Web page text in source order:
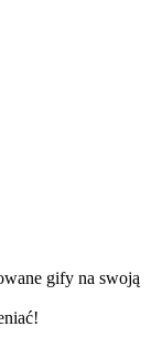
gify na swoją